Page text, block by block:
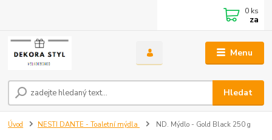
Menu
Hledat
0 ks
za
Úvod NESTI DANTE - Toaletní mýdla ND. Mýdlo - Gold Black 250 g